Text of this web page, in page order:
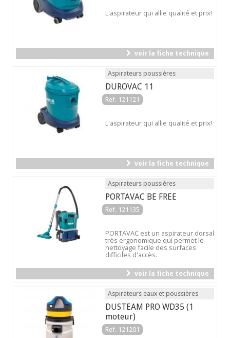
L'aspirateur qui allie qualité et prix!
voir la fiche technique
Aspirateurs poussières
DUROVAC 11
Ref. 121121
L'aspirateur qui allie qualité et prix!
voir la fiche technique
Aspirateurs poussières
PORTAVAC BE FREE
Ref. 121135
PORTAVAC est un aspirateur dorsal
très ergonomique qui permet le
nettoyage facile des surfaces
difficiles d'accès.
voir la fiche technique
Aspirateurs eaux et poussières
DUSTEAM PRO WD35 (1
moteur)
Ref. 121201